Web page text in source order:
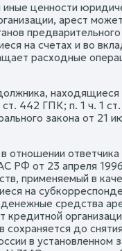
ценности
арест
предварительного
на счетах и во
расходные
442 ГПК; п. 1 ч. 1
закона от 21
отношении
РФ от 23 апреля
применяемый в
на
средства
до
в установленном